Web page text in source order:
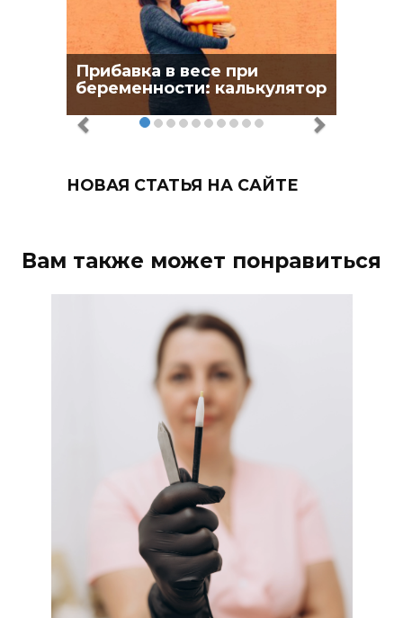
Прибавка в весе при
беременности: калькулятор
НОВАЯ СТАТЬЯ НА САЙТЕ
Вам также может понравиться